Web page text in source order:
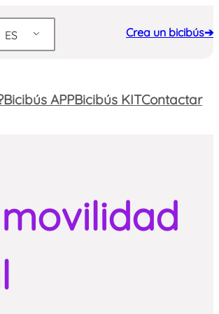
ES Crea un bicibús➔
Bicibús APPBicibús KITContactar